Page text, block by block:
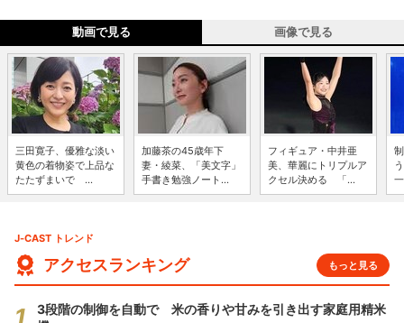
動画で見る 画像で見る
三田寛子、優雅な淡い
黄色の着物姿で上品な
たたずまいで ...
加藤茶の45歳年下
妻・綾菜、「美文字」
手書き勉強ノート...
フィギュア・中井亜
美、華麗にトリプルア
クセル決める 「...
J-CAST トレンド
アクセスランキング もっと見る
3段階の制御を自動で 米の香りや甘みを引き出す家庭用精米